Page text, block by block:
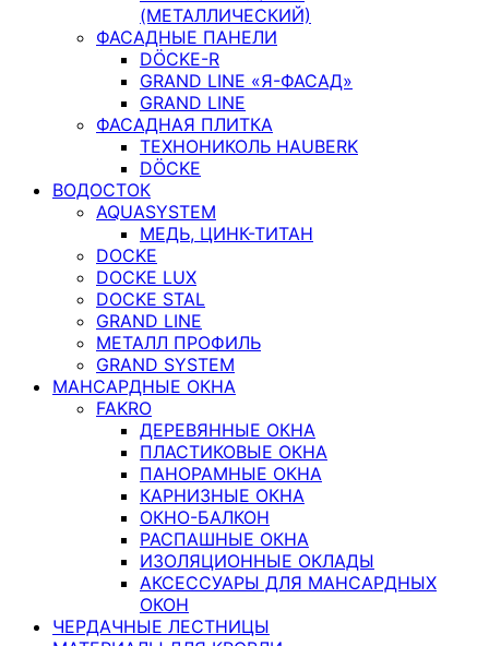
(МЕТАЛЛИЧЕСКИЙ)
ФАСАДНЫЕ ПАНЕЛИ
DÖCKE-R
GRAND LINE «Я-ФАСАД»
GRAND LINE
ФАСАДНАЯ ПЛИТКА
ТЕХНОНИКОЛЬ HAUBERK
DÖCKE
ВОДОСТОК
AQUASYSTEM
МЕДЬ, ЦИНК-ТИТАН
DOCKE
DOCKE LUX
DOCKE STAL
GRAND LINE
МЕТАЛЛ ПРОФИЛЬ
GRAND SYSTEM
МАНСАРДНЫЕ ОКНА
FAKRO
ДЕРЕВЯННЫЕ ОКНА
ПЛАСТИКОВЫЕ ОКНА
ПАНОРАМНЫЕ ОКНА
КАРНИЗНЫЕ ОКНА
ОКНО-БАЛКОН
РАСПАШНЫЕ ОКНА
ИЗОЛЯЦИОННЫЕ ОКЛАДЫ
АКСЕССУАРЫ ДЛЯ МАНСАРДНЫХ
ОКОН
ЧЕРДАЧНЫЕ ЛЕСТНИЦЫ